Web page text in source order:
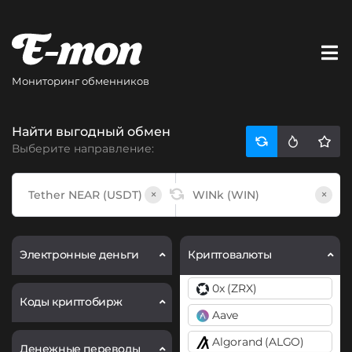
Мониторинг обменников
Найти выгодный обмен
Выберите направление:
× ×
Электронные деньги
Коды криптобирж
Денежные переводы
Криптовалюты
0x (ZRX)
Aave
Algorand (ALGO)